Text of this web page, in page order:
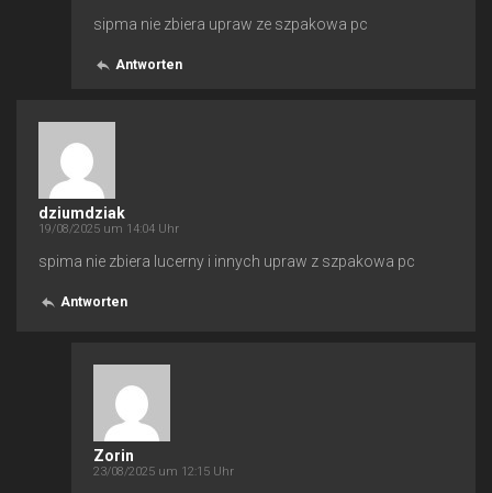
sipma nie zbiera upraw ze szpakowa pc
Antworten
dziumdziak
19/08/2025 um 14:04 Uhr
spima nie zbiera lucerny i innych upraw z szpakowa pc
Antworten
Zorin
23/08/2025 um 12:15 Uhr